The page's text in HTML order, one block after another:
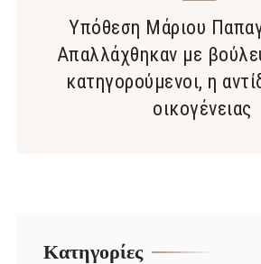
Υπόθεση Μάριου
Απαλλάχθηκαν με
κατηγορούμενοι, η
οικογένειας
Kατηγορίες